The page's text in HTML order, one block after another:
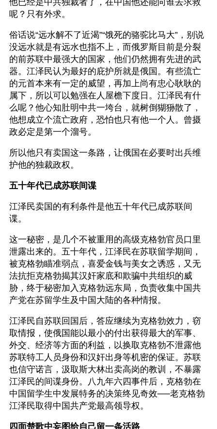
他已经是中共独裁者了，在中国他还能向谁去求救
呢？只有外求。
俗话说“远水解不了近渴”“饿死的骆驼比马大”，别说
没远水就是有远水也指不上，而俄罗斯目前是分裂
的前苏联中最强大的国家，他们仍然拥有先进的武
器。江泽民认为最好的庇护所就是俄国。有些流亡
的元首本来有一定的威望，再加上尚有忠心耿耿的
属下，所以可以勉强在人屋檐下度日。江泽民有什
么呢？他心知肚明中共一垮台，就树倒猢狲散了，
他想成立个流亡政府，恐怕也只有他一个人。曾摄
政必定是第一个溜号。
所以他只有卖国这一条路，让俄国在必要时出兵维
护他的独裁政权。
五十年代已成苏联间谍
江泽民卖国的有利条件是他五十年代已成苏联间
谍。
这一秘密，是几个不被重用的高级克格勃官员口里
泄露出来的。五十年代，江泽民在苏联留学期间，
被克格勃瞄准弱点，喜爱金钱与美女之诱惑，又无
法抗拒克格勃揭其汉奸家底和欺骗中共组织的威
胁，终于秘密加入克格勃远东局，负责收集中国共
产党在苏留学生及中国大陆的各种情报。
江泽民自苏联回国后，答应继续为克格勃效力，窃
取情报，使俄国能以最小的付出获得最大的军事、
外交、经济等方面的利益，以换取克格勃不泄露他
苏联特工人员身份和汉奸出身等机密的保证。苏联
也信守诺言，汲取斯大林出卖高岗的教训，不暴露
江泽民的间谍身份。八九年六四事件后，克格勃在
中国留学生中发展特务的决策终见奇效──老克格勃
江泽民取得中国共产党最高领导权。
四面楚歌中妄图给自己留一条活路